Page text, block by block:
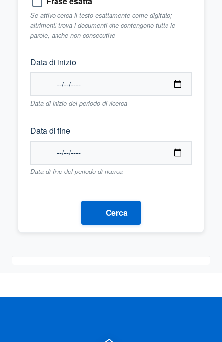
Se attivo cerca il testo esattamente come digitato;
altrimenti trova i documenti che contengono tutte le
parole, anche non consecutive
Data di inizio
Data di inizio del periodo di ricerca
Data di fine
Data di fine del periodo di ricerca
Cerca